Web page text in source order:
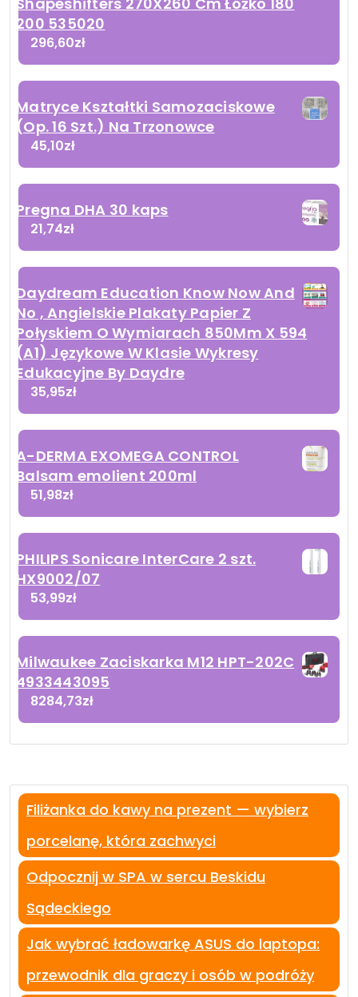
200 535020
296,60zł
Matryce Kształtki Samozaciskowe
(Op. 16 Szt.) Na Trzonowce
45,10zł
Pregna DHA 30 kaps
21,74zł
Daydream Education Know Now And
No , Angielskie Plakaty Papier Z
Połyskiem O Wymiarach 850Mm X 594
(A1) Językowe W Klasie Wykresy
Edukacyjne By Daydre
35,95zł
A-DERMA EXOMEGA CONTROL
Balsam emolient 200ml
51,98zł
PHILIPS Sonicare InterCare 2 szt.
HX9002/07
53,99zł
Milwaukee Zaciskarka M12 HPT-202C
4933443095
8284,73zł
Filiżanka do kawy na prezent — wybierz
porcelanę, która zachwyci
Odpocznij w SPA w sercu Beskidu
Sądeckiego
Jak wybrać ładowarkę ASUS do laptopa:
przewodnik dla graczy i osób w podróży